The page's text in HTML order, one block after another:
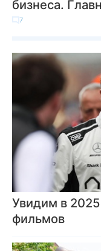
бизнеса.
7
Увидим в
фильмов